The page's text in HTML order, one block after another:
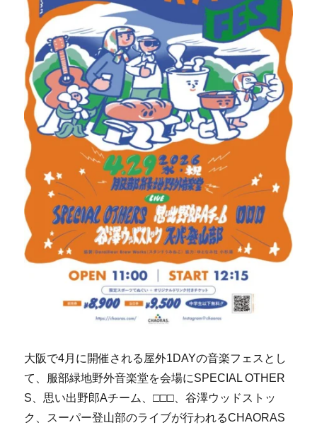
大阪で4月に開催される屋外1DAYの音楽フェスとし
て、服部緑地野外音楽堂を会場にSPECIAL OTHER
S、思い出野郎Aチーム、□□□、谷澤ウッドストッ
ク、スーパー登山部のライブが行われるCHAORAS